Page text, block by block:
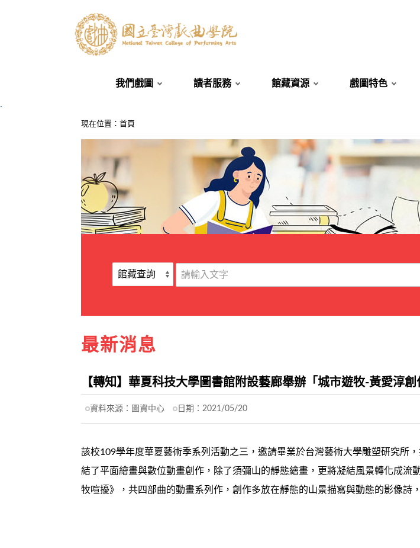
我們戲圖 讀者服務 館藏資源 戲圖特色
.
現在位置 ： 首頁
最新消息
【轉知】華夏科技大學圖書館附設藝廊舉辦「城市遊牧-黃愛淳創
資料來源： 圖資中心 日期： 2021/05/20
該校109學年度華夏藝術季系列活動之三，邀請畢業於台灣藝術大學雕塑研究所
結了平面繪畫與數位動畫創作，除了須彌山的靜態繪畫，更將凝結風景轉化成
牧喧擾》，共四部曲的動畫系列作，創作多放在靜態的山景描寫與動態的影像詩